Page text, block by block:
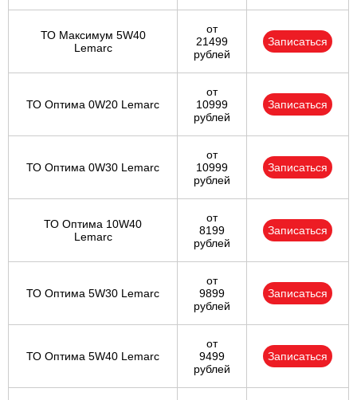
ТО Максимум 5W40
Lemarc
от
21499
рублей
Записаться
ТО Оптима 0W20 Lemarc
от
10999
рублей
Записаться
ТО Оптима 0W30 Lemarc
от
10999
рублей
Записаться
ТО Оптима 10W40
Lemarc
от
8199
рублей
Записаться
ТО Оптима 5W30 Lemarc
от
9899
рублей
Записаться
ТО Оптима 5W40 Lemarc
от
9499
рублей
Записаться